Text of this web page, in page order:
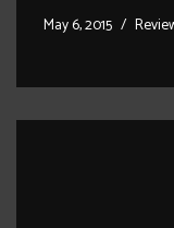
May 6, 2015